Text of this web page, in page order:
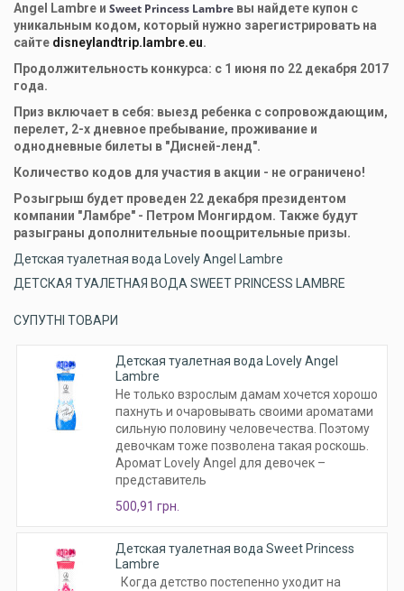
Angel Lambre и Sweet Princess Lambre вы найдете купон с
уникальным кодом, который нужно зарегистрировать на
сайте disneylandtrip.lambre.eu.
Продолжительность конкурса: с 1 июня по 22 декабря 2017
года.
Приз включает в себя: выезд ребенка с сопровождающим,
перелет, 2-х дневное пребывание, проживание и
однодневные билеты в "Дисней-ленд".
Количество кодов для участия в акции - не ограничено!
Розыгрыш будет проведен 22 декабря президентом
компании "Ламбре" - Петром Монгирдом. Также будут
разыграны дополнительные поощрительные призы.
Детская туалетная вода Lovely Angel Lambre
ДЕТСКАЯ ТУАЛЕТНАЯ ВОДА SWEET PRINCESS LAMBRE
СУПУТНІ ТОВАРИ
Детская туалетная вода Lovely Angel
Lambre
Не только взрослым дамам хочется хорошо
пахнуть и очаровывать своими ароматами
сильную половину человечества. Поэтому
девочкам тоже позволена такая роскошь.
Аромат Lovely Angel для девочек –
представитель
500,91 грн.
Детская туалетная вода Sweet Princess
Lambre
Когда детство постепенно уходит на